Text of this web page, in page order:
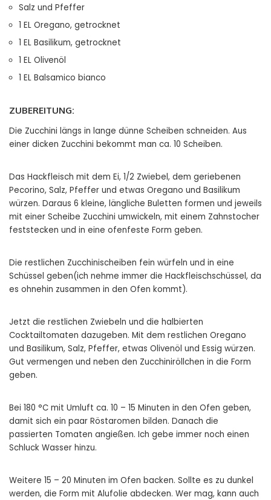
Salz und Pfeffer
1 EL Oregano, getrocknet
1 EL Basilikum, getrocknet
1 EL Olivenöl
1 EL Balsamico bianco
ZUBEREITUNG:
Die Zucchini längs in lange dünne Scheiben schneiden. Aus
einer dicken Zucchini bekommt man ca. 10 Scheiben.
Das Hackfleisch mit dem Ei, 1/2 Zwiebel, dem geriebenen
Pecorino, Salz, Pfeffer und etwas Oregano und Basilikum
würzen. Daraus 6 kleine, längliche Buletten formen und jeweils
mit einer Scheibe Zucchini umwickeln, mit einem Zahnstocher
feststecken und in eine ofenfeste Form geben.
Die restlichen Zucchinischeiben fein würfeln und in eine
Schüssel geben(ich nehme immer die Hackfleischschüssel, da
es ohnehin zusammen in den Ofen kommt).
Jetzt die restlichen Zwiebeln und die halbierten
Cocktailtomaten dazugeben. Mit dem restlichen Oregano
und Basilikum, Salz, Pfeffer, etwas Olivenöl und Essig würzen.
Gut vermengen und neben den Zucchiniröllchen in die Form
geben.
Bei 180 °C mit Umluft ca. 10 – 15 Minuten in den Ofen geben,
damit sich ein paar Röstaromen bilden. Danach die
passierten Tomaten angießen. Ich gebe immer noch einen
Schluck Wasser hinzu.
Weitere 15 – 20 Minuten im Ofen backen. Sollte es zu dunkel
werden, die Form mit Alufolie abdecken. Wer mag, kann auch